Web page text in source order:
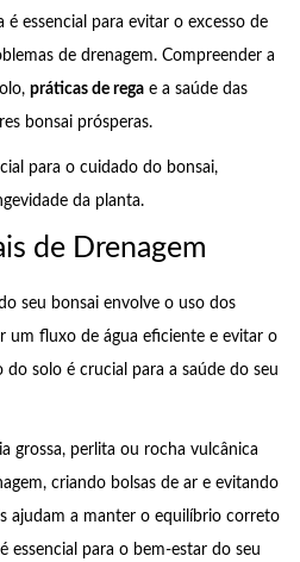
essencial para evitar o excesso de
de drenagem. Compreender a
práticas de regae a saúde das
bonsai prósperas.
para o cuidado do bonsai,
da planta.
de Drenagem
seu bonsai envolve o uso dos
um fluxo de água eficiente e evitar o
solo é crucial para a saúde do seu
grossa, perlita ou rocha vulcânica
criando bolsas de ar e evitando
ajudam a manter o equilíbrio correto
essencial para o bem-estar do seu